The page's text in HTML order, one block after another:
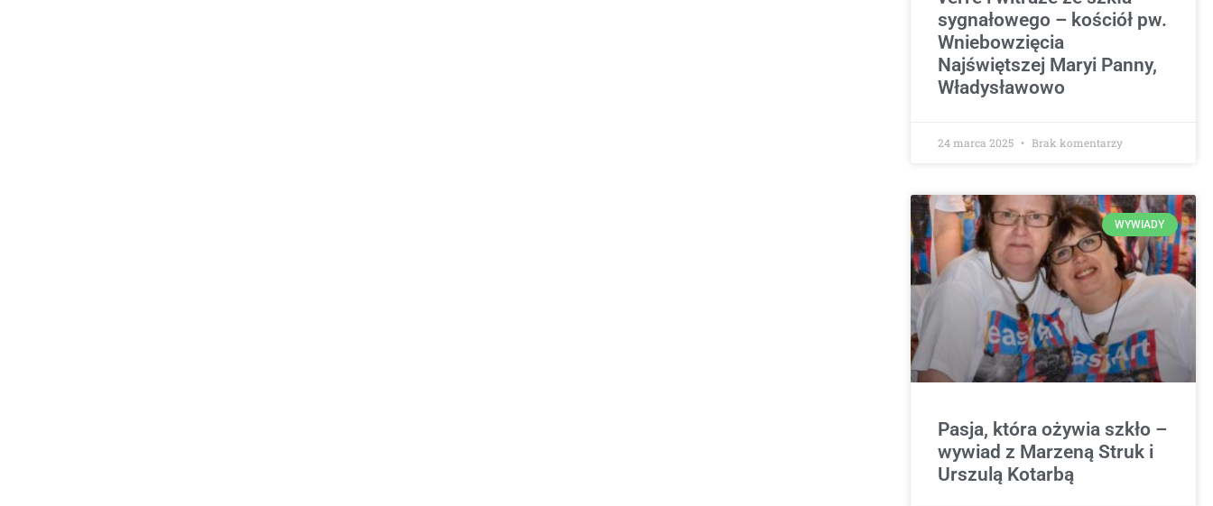
sygnałowego – kościół pw.
Wniebowzięcia
Najświętszej Maryi Panny,
Władysławowo
24 marca 2025 Brak komentarzy
WYWIADY
Pasja, która ożywia szkło –
wywiad z Marzeną Struk i
Urszulą Kotarbą